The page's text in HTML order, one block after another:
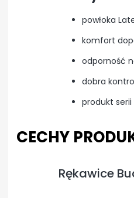
powłoka
komfort
odporność
dobra
produkt serii
CECHY
Rękawice